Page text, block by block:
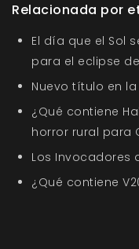
Relacionada por
El día que el Sol
para el eclipse
Nuevo título en
¿Qué contiene
horror rural para
Los Invocadores
¿Qué contiene